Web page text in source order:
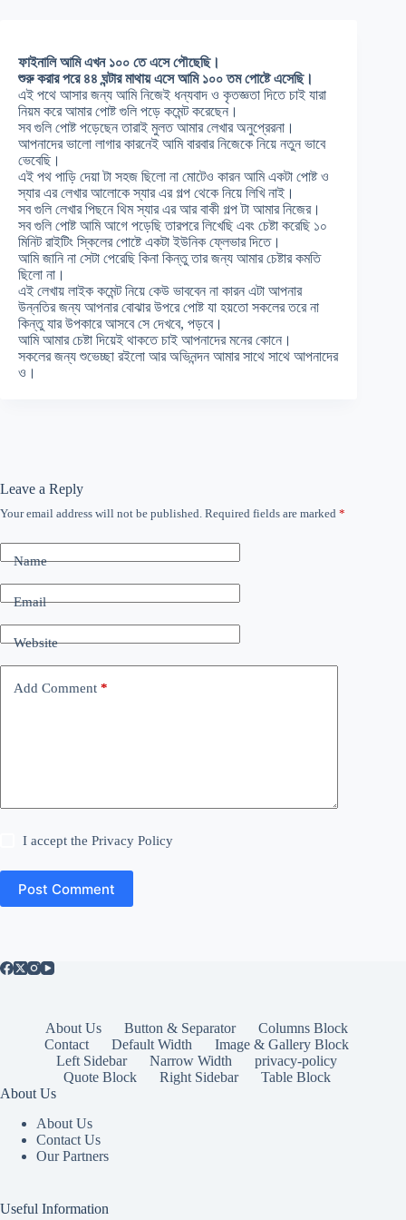
ফাইনালি আমি এখন ১০০ তে এসে পৌছেছি।
শুরু করার পরে ৪৪ ঘন্টার মাথায় এসে আমি ১০০ তম পোষ্টে এসেছি।
এই পথে আসার জন্য আমি নিজেই ধন্যবাদ ও কৃতজ্ঞতা দিতে চাই যারা
নিয়ম করে আমার পোষ্ট গুলি পড়ে কমেন্ট করেছেন।
সব গুলি পোষ্ট পড়েছেন তারাই মুলত আমার লেখার অনুপ্রেরনা।
আপনাদের ভালো লাগার কারনেই আমি বারবার নিজেকে নিয়ে নতুন ভাবে
ভেবেছি।
এই পথ পাড়ি দেয়া টা সহজ ছিলো না মোটেও কারন আমি একটা পোষ্ট ও
স্যার এর লেখার আলোকে স্যার এর গল্প থেকে নিয়ে লিখি নাই।
সব গুলি লেখার পিছনে থিম স্যার এর আর বাকী গল্প টা আমার নিজের।
সব গুলি পোষ্ট আমি আগে পড়েছি তারপরে লিখেছি এবং চেষ্টা করেছি ১০
মিনিট রাইটিং স্কিলের পোষ্টে একটা ইউনিক ফ্লেভার দিতে।
আমি জানি না সেটা পেরেছি কিনা কিন্তু তার জন্য আমার চেষ্টার কমতি
ছিলো না।
এই লেখায় লাইক কমেন্ট নিয়ে কেউ ভাববেন না কারন এটা আপনার
উন্নতির জন্য আপনার বোঝার উপরে পোষ্ট যা হয়তো সকলের তরে না
কিন্তু যার উপকারে আসবে সে দেখবে, পড়বে।
আমি আমার চেষ্টা দিয়েই থাকতে চাই আপনাদের মনের কোনে।
সকলের জন্য শুভেচ্ছা রইলো আর অভিনন্দন আমার সাথে সাথে আপনাদের
ও।
Leave a Reply
Your email address will not be published. Required fields are marked *
Name
Email
Website
Add Comment *
I accept thePrivacy Policy
Post Comment
About Us Button & Separator
Columns Block
Contact
Default Width
Image & Gallery Block
Left Sidebar
Narrow Width
privacy-policy
Quote Block
Right Sidebar
Table Block
About Us
About Us
Contact Us
Our Partners
Useful Information